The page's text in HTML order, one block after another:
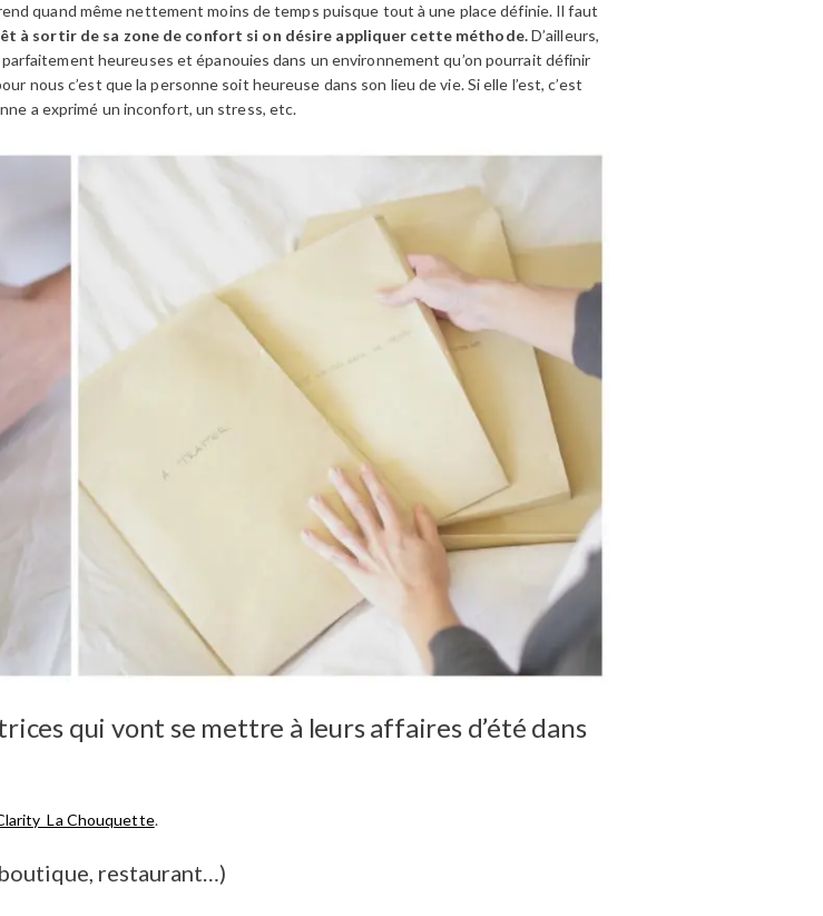
quand même nettement moins de temps puisque tout à une place définie. Il faut
à sortir de sa zone de confort si on désire appliquer cette méthode.D’ailleurs,
heureuses et épanouies dans un environnement qu’on pourrait définir
nous c’est que la personne soit heureuse dans son lieu de vie. Si elle l’est, c’est
a exprimé un inconfort, un stress, etc.
qui vont se mettre à leurs affaires d’été dans
Chouquette.
restaurant…)